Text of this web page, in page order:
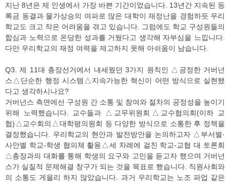
지난 8년은 제 인생에서 가장 바쁜 기간이었습니다. 13년간 지속된 등
록금 동결과 물가상승의 여파로 많은 대학이 재정난을 경험하듯 우리
학교도 크고 작은 어려움을 겪고 있습니다. 그럼에도 학교 구성원들의
합심과 노력으로 온당한 성과를 거뒀다고 생각해 자부심을 느낍니다.
다만 우리학교의 재정 여력을 제고하지 못해 아쉬움이 남습니다.
Q3. 제 11대 총장선거에서 내세웠던 3가지 원칙인 △공정한 거버넌
스△단순한 행정 시스템△지속가능한 혁신이 어떤 방식으로 실현됐
다고 생각하시나요?
거버넌스 측면에선 구성원 간 소통 및 참여와 절차의 공정성을 높이기
위해 노력했습니다. 교수들과 △교무위원회△교수협의회(이하 교
협)△교수회의△대학평의원회 등 다양한 방식으로 소통한 후 정책을
결정했습니다. 우리학교의 현안과 발전방안을 논의하고자 △부서별·
사안별 학교-학생 협의체 활용△세 차례에 걸친 학교-교협 대 토론회
△총장과의 대화를 통해 학생의 요구와 고민을 듣고자 했으며 거버넌
스가 실질적 문제해결 창구가 되는 것을 목표로 했습니다. 직원사회와
의 소통도 게을리 하지 않았습니다. 과거 우리학교는 노조 파업 같은